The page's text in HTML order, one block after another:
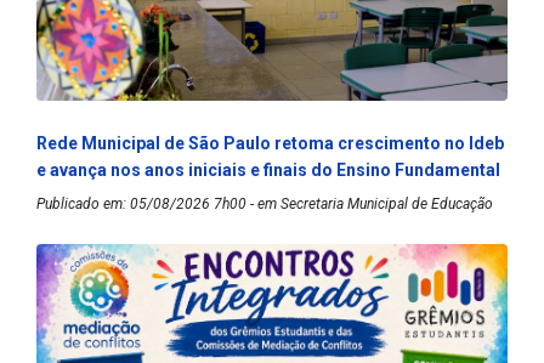
Rede Municipal de São Paulo retoma crescimento no Ideb
e avança nos anos iniciais e finais do Ensino Fundamental
Publicado em: 05/08/2026 7h00 - em Secretaria Municipal de Educação